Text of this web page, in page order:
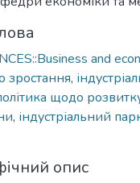
and
зростання,
щодо
, індустріальний
опис